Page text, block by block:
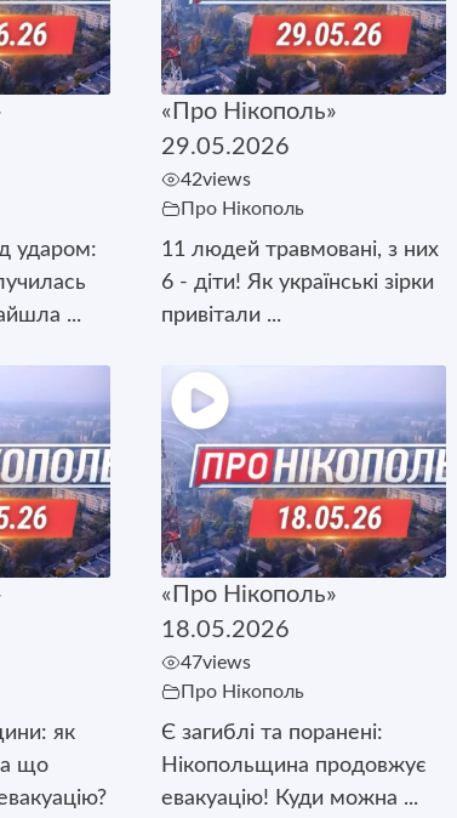
ударом:
...
«Про Нікополь»
29.05.2026
42views
Про Нікополь
11 людей травмовані, з них
6 - діти! Як українські зірки
привітали ...
як
що
«Про Нікополь»
18.05.2026
47views
Про Нікополь
Є загиблі та поранені:
Нікопольщина продовжує
евакуацію! Куди можна ...